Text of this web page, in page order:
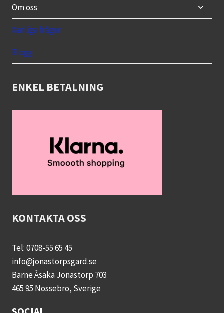
Om oss
Toggle
child
Vanliga frågor
Blogg
ENKEL BETALNING
KONTAKTA OSS
Tel: 0708-55 65 45
info@jonastorpsgard.se
Barne Åsaka Jonastorp 703
465 95 Nossebro, Sverige